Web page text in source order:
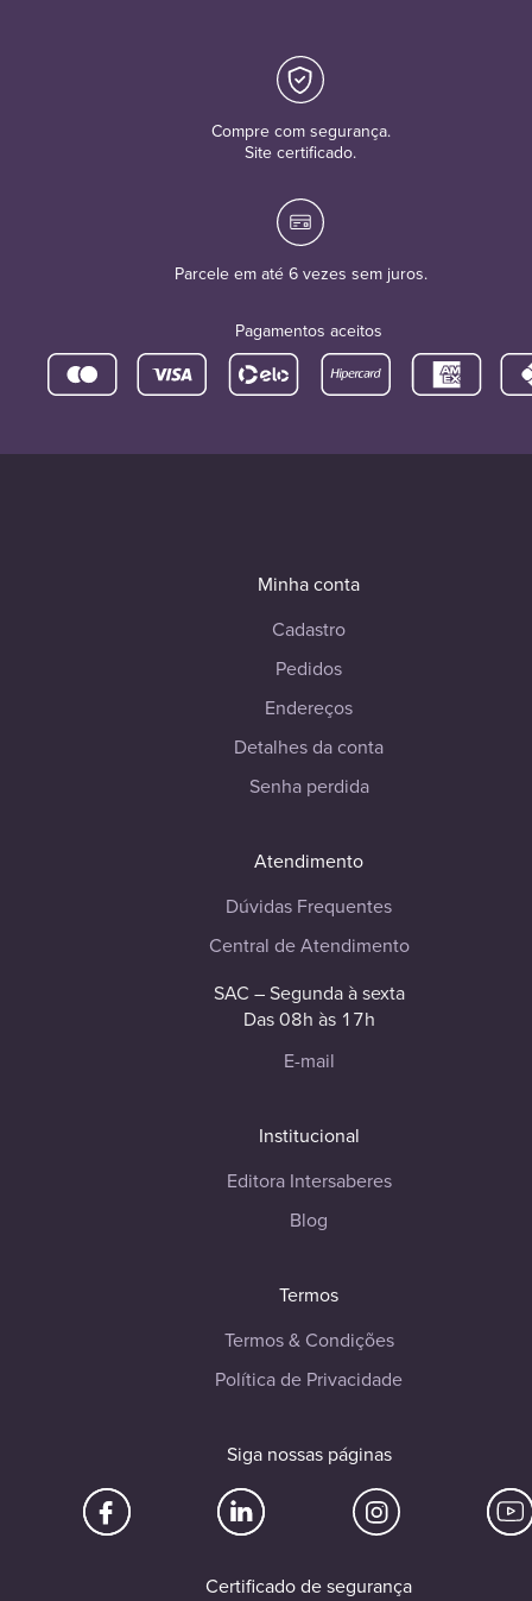
Compre com segurança.
Site certificado.
Parcele em até 6 vezes sem juros.
Pagamentos aceitos
Minha conta
Cadastro
Pedidos
Endereços
Detalhes da conta
Senha perdida
Atendimento
Dúvidas Frequentes
Central de Atendimento
SAC – Segunda à sexta
Das 08h às 17h
E-mail
Institucional
Editora Intersaberes
Blog
Termos
Termos & Condições
Política de Privacidade
Siga nossas páginas
Certificado de segurança